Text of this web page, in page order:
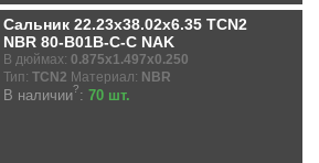
Сальник 22.23x38.02x6.35 TCN2
NBR 80-B01B-C-C NAK
В дюймах: 0.875x1.497x0.250
Тип: TCN2 Материал: NBR
В наличии?: 70 шт.